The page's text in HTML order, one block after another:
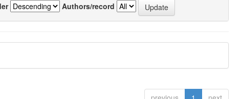
Authors/record